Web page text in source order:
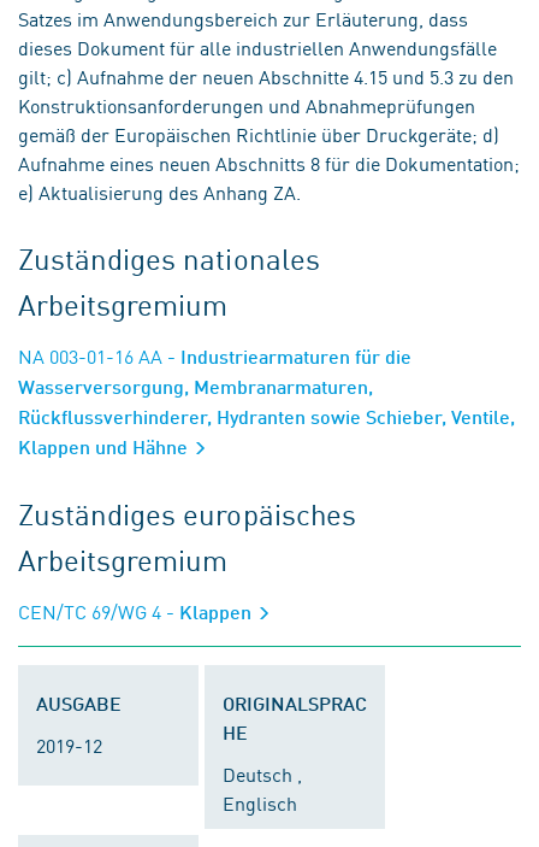
Satzes im Anwendungsbereich zur Erläuterung, dass
dieses Dokument für alle industriellen Anwendungsfälle
gilt; c) Aufnahme der neuen Abschnitte 4.15 und 5.3 zu den
Konstruktionsanforderungen und Abnahmeprüfungen
gemäß der Europäischen Richtlinie über Druckgeräte; d)
Aufnahme eines neuen Abschnitts 8 für die Dokumentation;
e) Aktualisierung des Anhang ZA.
Zuständiges nationales
Arbeitsgremium
NA 003-01-16 AA - Industriearmaturen für die
Wasserversorgung, Membranarmaturen,
Rückflussverhinderer, Hydranten sowie Schieber, Ventile,
Klappen und Hähne
Zuständiges europäisches
Arbeitsgremium
CEN/TC 69/WG 4 - Klappen
AUSGABE
2019-12
ORIGINALSPRAC
HE
Deutsch ,
Englisch